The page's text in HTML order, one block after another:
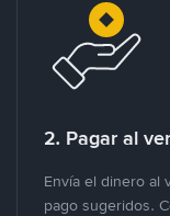
2. Pagar al
Envía el dinero al
pago sugeridos.